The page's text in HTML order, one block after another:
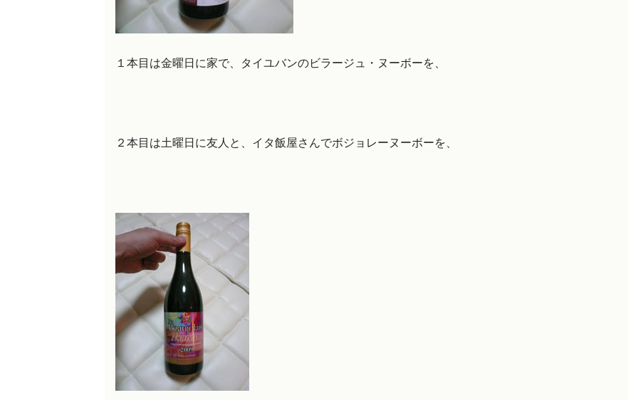
１本目は金曜日に家で、タイユバンのビラージュ・ヌーボーを、
２本目は土曜日に友人と、イタ飯屋さんでボジョレーヌーボーを、